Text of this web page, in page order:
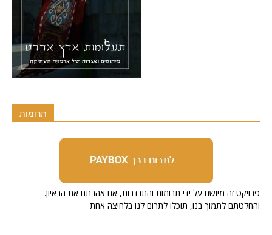
תרומות
.פרויקט זה מיושם על ידי תרומות והתנדבות, אם אהבתם את הראיון
והחלטתם לתמוך בנו, תוכלו לתרום לנו בלחיצה אחת